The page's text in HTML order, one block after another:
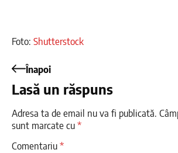
Foto: Shutterstock
Înapoi
Lasă un răspuns
Adresa ta de email nu va fi publicată.
sunt marcate cu*
Comentariu*